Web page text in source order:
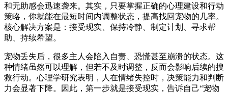
和无助感会迅速袭来。其实，只要掌握正确的心理建设和行动
策略，你就能在最短时间内调整状态，提高找回宠物的几率。
核心解决方案是：接受现实、保持冷静、制定计划、寻求帮
助、持续希望。
宠物丢失后，很多主人会陷入自责、恐慌甚至崩溃的状态。这
种情绪虽然可以理解，但若不及时调整，反而会影响后续的搜
救行动。心理学研究表明，人在情绪失控时，决策能力和判断
力会显著下降。因此，第一步就是接受现实，告诉自己“宠物